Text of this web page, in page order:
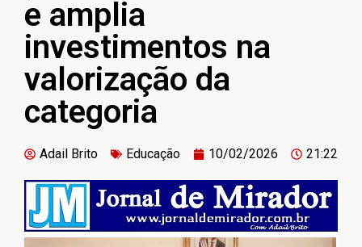
e amplia
investimentos na
valorização da
categoria
Adail Brito Educação 10/02/2026 21:22